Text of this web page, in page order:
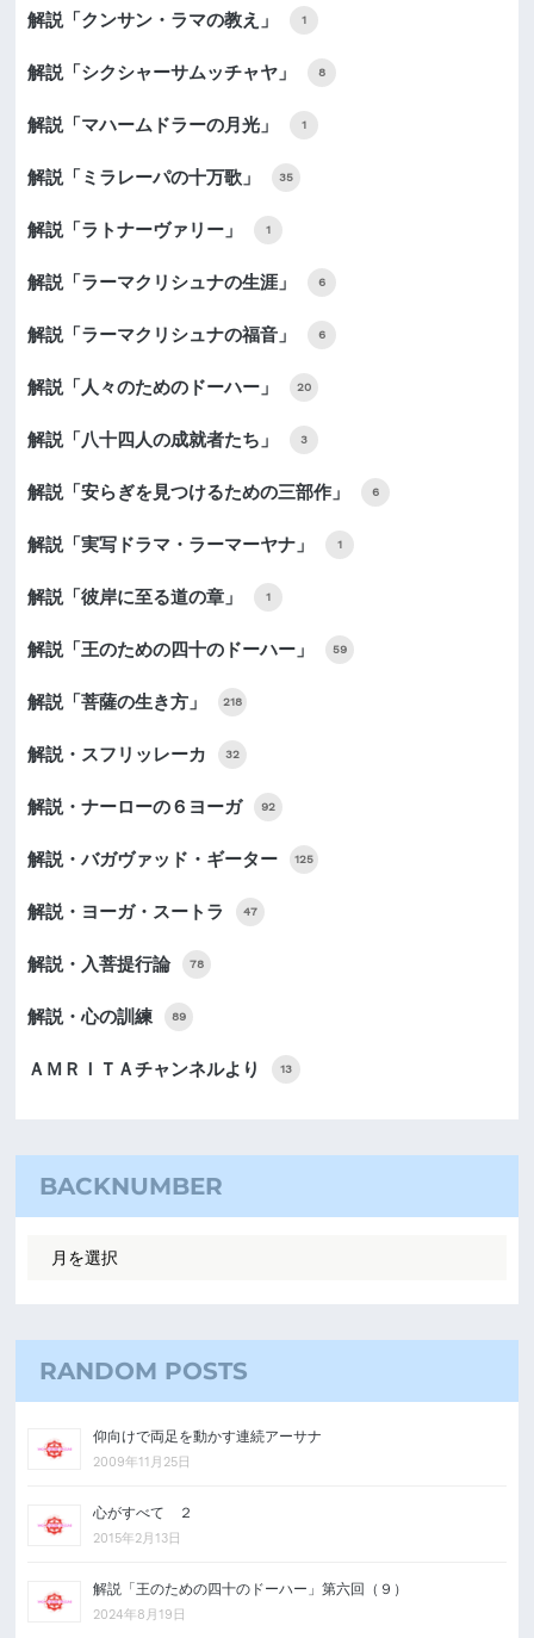
解説「クンサン・ラマの教え」 1
解説「シクシャーサムッチャヤ」 8
解説「マハームドラーの月光」 1
解説「ミラレーパの十万歌」 35
解説「ラトナーヴァリー」 1
解説「ラーマクリシュナの生涯」 6
解説「ラーマクリシュナの福音」 6
解説「人々のためのドーハー」 20
解説「八十四人の成就者たち」 3
解説「安らぎを見つけるための三部作」 6
解説「実写ドラマ・ラーマーヤナ」 1
解説「彼岸に至る道の章」 1
解説「王のための四十のドーハー」 59
解説「菩薩の生き方」 218
解説・スフリッレーカ 32
解説・ナーローの６ヨーガ 92
解説・バガヴァッド・ギーター 125
解説・ヨーガ・スートラ 47
解説・入菩提行論 78
解説・心の訓練 89
ＡＭＲＩＴＡチャンネルより 13
BACKNUMBER
RANDOM POSTS
仰向けで両足を動かす連続アーサナ
2009年11月25日
心がすべて ２
2015年2月13日
解説「王のための四十のドーハー」第六回（９）
2024年8月19日